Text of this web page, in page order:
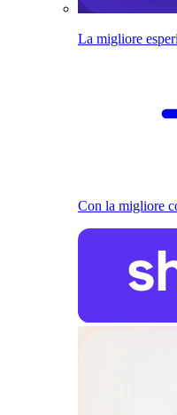
La migliore
Con la migliore